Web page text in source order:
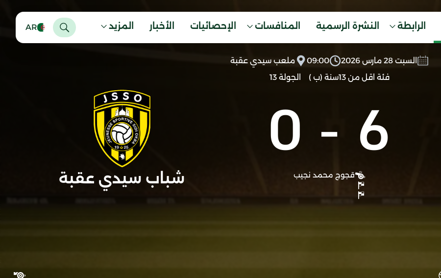
الرابطة النشرة الرسمية المنافسات الإحصائيات الأخبار المزيد AR
السبت 28 مارس 2026 09:00
ملعب سيدي عقبة
فئة اقل من 13سنة (ب )
الجولة 13
6
-
0
قجوج محمد نجيب شباب سيدي عقبة